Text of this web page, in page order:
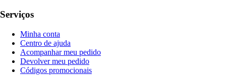
Serviços
Minha conta
Centro de ajuda
Acompanhar meu pedido
Devolver meu pedido
Códigos promocionais